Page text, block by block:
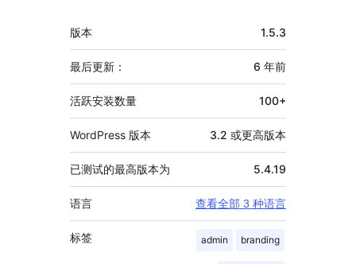
额
外
信
息
版本 1.5.3
最后更新： 6 年前
活跃安装数量 100+
WordPress 版本 3.2 或更高版本
已测试的最高版本为 5.4.19
语言 查看全部 3 种语言
标签 admin branding